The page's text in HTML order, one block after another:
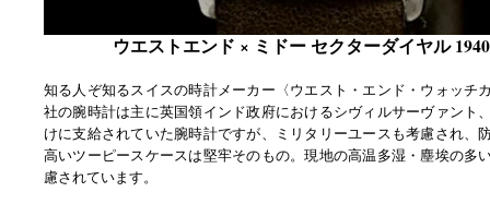
ウエストエンド × ミドー セクターダイヤル
知る人ぞ知るスイスの時計メーカー〈ウエスト・エンド・ウォッチ
社の腕時計は主に英国領インド政府におけるシヴィルサーヴァント
けに支給されていた腕時計ですが、ミリタリーユースも考慮され、
高いツーピースケースは堅牢そのもの。現地の高温多湿・塵埃の多
慮されています。